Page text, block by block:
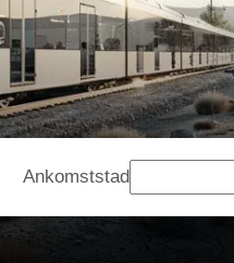
Ankomststad